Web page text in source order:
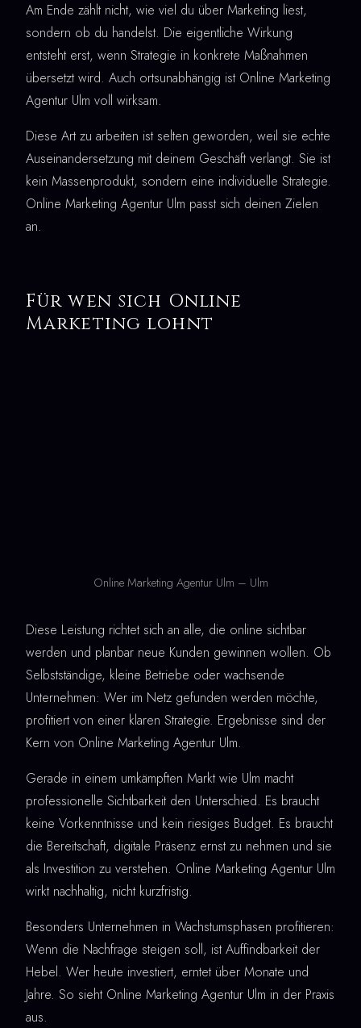
Am Ende zählt nicht, wie viel du über Marketing liest,
sondern ob du handelst. Die eigentliche Wirkung
entsteht erst, wenn Strategie in konkrete Maßnahmen
übersetzt wird. Auch ortsunabhängig ist Online Marketing
Agentur Ulm voll wirksam.
Diese Art zu arbeiten ist selten geworden, weil sie echte
Auseinandersetzung mit deinem Geschäft verlangt. Sie ist
kein Massenprodukt, sondern eine individuelle Strategie.
Online Marketing Agentur Ulm passt sich deinen Zielen
an.
Für wen sich Online
Marketing lohnt
Online Marketing Agentur Ulm – Ulm
Diese Leistung richtet sich an alle, die online sichtbar
werden und planbar neue Kunden gewinnen wollen. Ob
Selbstständige, kleine Betriebe oder wachsende
Unternehmen: Wer im Netz gefunden werden möchte,
profitiert von einer klaren Strategie. Ergebnisse sind der
Kern von Online Marketing Agentur Ulm.
Gerade in einem umkämpften Markt wie Ulm macht
professionelle Sichtbarkeit den Unterschied. Es braucht
keine Vorkenntnisse und kein riesiges Budget. Es braucht
die Bereitschaft, digitale Präsenz ernst zu nehmen und sie
als Investition zu verstehen. Online Marketing Agentur Ulm
wirkt nachhaltig, nicht kurzfristig.
Besonders Unternehmen in Wachstumsphasen profitieren:
Wenn die Nachfrage steigen soll, ist Auffindbarkeit der
Hebel. Wer heute investiert, erntet über Monate und
Jahre. So sieht Online Marketing Agentur Ulm in der Praxis
aus.